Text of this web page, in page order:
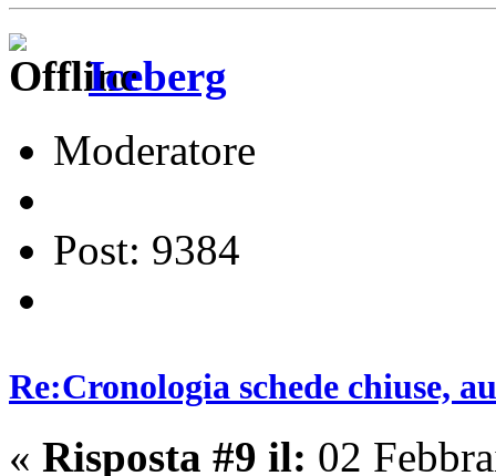
Iceberg
Moderatore
Post: 9384
Re:Cronologia schede chiuse,
« Risposta #9 il: 02